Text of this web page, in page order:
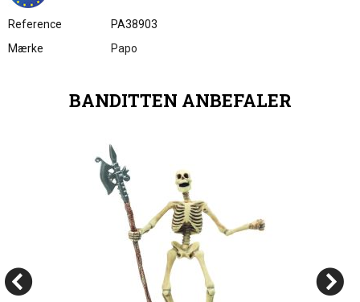
Reference
PA38903
Mærke
Papo
BANDITTEN ANBEFALER